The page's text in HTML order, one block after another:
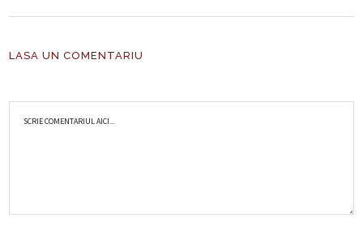
LASA UN COMENTARIU